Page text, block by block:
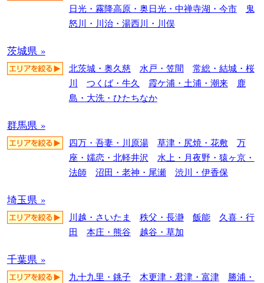
日光・霧降高原・奥日光・中禅寺湖・今市
鬼
怒川・川治・湯西川・川俣
茨城県 »
北茨城・奥久慈 水戸・笠間
常総・結城・桜
川
つくば・牛久 霞ケ浦・土浦・潮来
鹿
島・大洗・ひたちなか
群馬県 »
四万・吾妻・川原湯 草津・尻焼・花敷
万
座・嬬恋・北軽井沢
水上・月夜野・猿ヶ京・
法師
沼田・老神・尾瀬 渋川・伊香保
埼玉県 »
川越・さいたま 秩父・長瀞 飯能
久喜・行
田
本庄・熊谷 越谷・草加
千葉県 »
九十九里・銚子 木更津・君津・富津
勝浦・